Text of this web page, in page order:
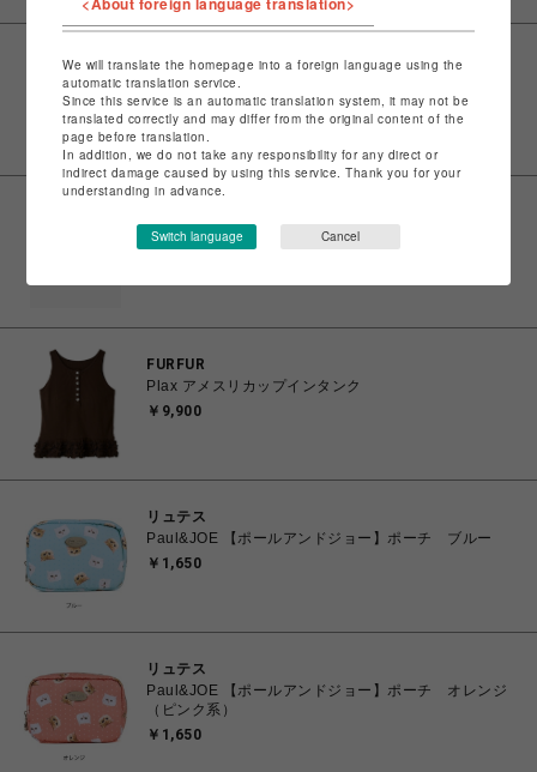
印
ONE. SHOPPING LEATHER HAND BAG -BLACK-
￥15,400
ONE. LEATHER KINCHAKU SHOULDER BAG -
BLACK-
FURFUR
Plax アメスリカップインタンク
￥9,900
リュテス
Paul&JOE 【ポールアンドジョー】ポーチ ブルー
￥1,650
リュテス
Paul&JOE 【ポールアンドジョー】ポーチ オレンジ
（ピンク系）
￥1,650
We will translate the homepage into a foreign language using the
automatic translation service.
Since this service is an automatic translation system, it may not be
translated correctly and may differ from the original content of the
page before translation.
In addition, we do not take any responsibility for any direct or
indirect damage caused by using this service. Thank you for your
understanding in advance.
Switch language Cancel